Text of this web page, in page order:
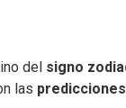
del signo
las predicciones